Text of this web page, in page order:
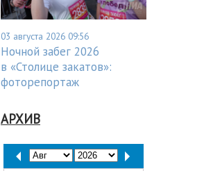
03 августа 2026 09:56
Ночной забег 2026
в «Столице закатов»:
фоторепортаж
АРХИВ